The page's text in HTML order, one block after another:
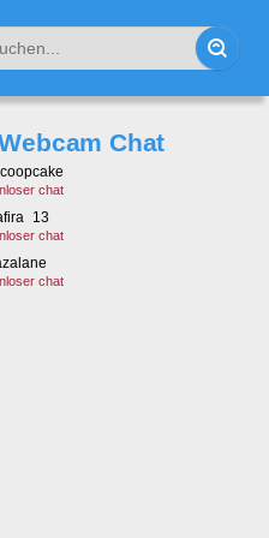
Chat